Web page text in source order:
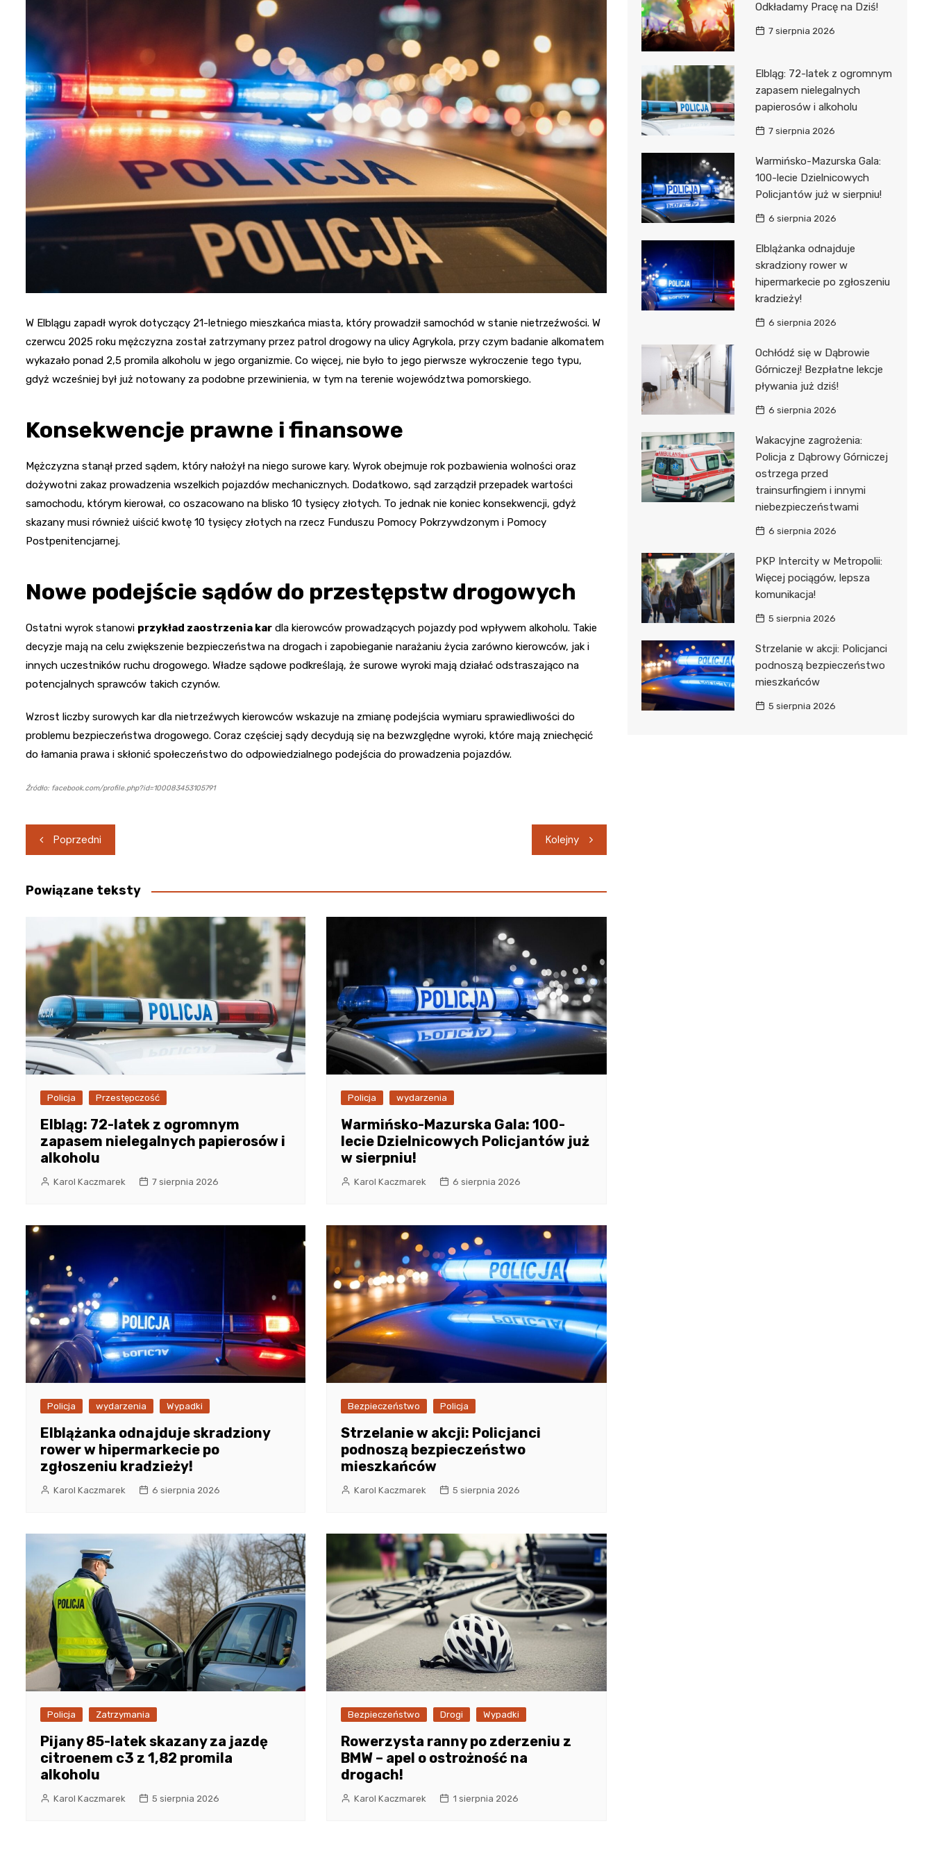
Kino
Księgarnia
W Elblągu zapadł wyrok dotyczący 21-letniego mieszkańca miasta, który prowadził samochód w stanie nietrzeźwości. W
czerwcu 2025 roku mężczyzna został zatrzymany przez patrol drogowy na ulicy Agrykola, przy czym badanie alkomatem
wykazało ponad 2,5 promila alkoholu w jego organizmie. Co więcej, nie było to jego pierwsze wykroczenie tego typu,
gdyż wcześniej był już notowany za podobne przewinienia, w tym na terenie województwa pomorskiego.
Konsekwencje prawne i finansowe
Mężczyzna stanął przed sądem, który nałożył na niego surowe kary. Wyrok obejmuje rok pozbawienia wolności oraz
dożywotni zakaz prowadzenia wszelkich pojazdów mechanicznych. Dodatkowo, sąd zarządził przepadek wartości
samochodu, którym kierował, co oszacowano na blisko 10 tysięcy złotych. To jednak nie koniec konsekwencji, gdyż
skazany musi również uiścić kwotę 10 tysięcy złotych na rzecz Funduszu Pomocy Pokrzywdzonym i Pomocy
Postpenitencjarnej.
Nowe podejście sądów do przestępstw drogowych
Ostatni wyrok stanowi przykład zaostrzenia kar dla kierowców prowadzących pojazdy pod wpływem alkoholu. Takie
decyzje mają na celu zwiększenie bezpieczeństwa na drogach i zapobieganie narażaniu życia zarówno kierowców, jak i
innych uczestników ruchu drogowego. Władze sądowe podkreślają, że surowe wyroki mają działać odstraszająco na
potencjalnych sprawców takich czynów.
Wzrost liczby surowych kar dla nietrzeźwych kierowców wskazuje na zmianę podejścia wymiaru sprawiedliwości do
problemu bezpieczeństwa drogowego. Coraz częściej sądy decydują się na bezwzględne wyroki, które mają zniechęcić
do łamania prawa i skłonić społeczeństwo do odpowiedzialnego podejścia do prowadzenia pojazdów.
Źródło: facebook.com/profile.php?id=100083453105791
Nawigacja
wpisu
Poprzedni Kolejny
Powiązane teksty
Policja Przestępczość
Elbląg: 72-latek z ogromnym
zapasem nielegalnych papierosów i
alkoholu
Karol Kaczmarek 7 sierpnia 2026
Policja wydarzenia
Warmińsko-Mazurska Gala: 100-
lecie Dzielnicowych Policjantów już
w sierpniu!
Karol Kaczmarek 6 sierpnia 2026
Policja wydarzenia Wypadki
Elblążanka odnajduje skradziony
rower w hipermarkecie po
zgłoszeniu kradzieży!
Karol Kaczmarek 6 sierpnia 2026
Bezpieczeństwo Policja
Strzelanie w akcji: Policjanci
podnoszą bezpieczeństwo
mieszkańców
Karol Kaczmarek 5 sierpnia 2026
Policja Zatrzymania
Pijany 85-latek skazany za jazdę
citroenem c3 z 1,82 promila
alkoholu
Karol Kaczmarek 5 sierpnia 2026
Bezpieczeństwo Drogi Wypadki
Rowerzysta ranny po zderzeniu z
BMW – apel o ostrożność na
drogach!
Karol Kaczmarek 1 sierpnia 2026
Odkładamy Pracę na Dziś!
7 sierpnia 2026
Elbląg: 72-latek z ogromnym
zapasem nielegalnych
papierosów i alkoholu
7 sierpnia 2026
Warmińsko-Mazurska Gala:
100-lecie Dzielnicowych
Policjantów już w sierpniu!
6 sierpnia 2026
Elblążanka odnajduje
skradziony rower w
hipermarkecie po zgłoszeniu
kradzieży!
6 sierpnia 2026
Ochłódź się w Dąbrowie
Górniczej! Bezpłatne lekcje
pływania już dziś!
6 sierpnia 2026
Wakacyjne zagrożenia:
Policja z Dąbrowy Górniczej
ostrzega przed
trainsurfingiem i innymi
niebezpieczeństwami
6 sierpnia 2026
PKP Intercity w Metropolii:
Więcej pociągów, lepsza
komunikacja!
5 sierpnia 2026
Strzelanie w akcji: Policjanci
podnoszą bezpieczeństwo
mieszkańców
5 sierpnia 2026